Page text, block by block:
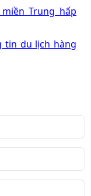
Trung hấp
tin du lịch hàng